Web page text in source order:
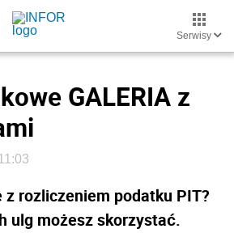
Serwisy
GALERIA z
z rozliczeniem podatku PIT?
ulg możesz skorzystać.